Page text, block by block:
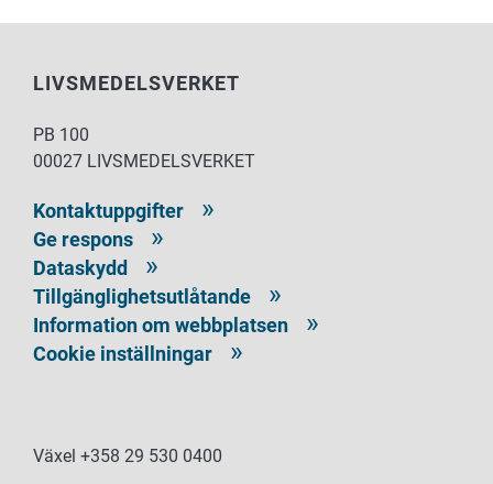
LIVSMEDELSVERKET
PB 100
00027 LIVSMEDELSVERKET
Kontaktuppgifter
Ge respons
Dataskydd
Tillgänglighetsutlåtande
Information om webbplatsen
Cookie inställningar
Växel +358 29 530 0400